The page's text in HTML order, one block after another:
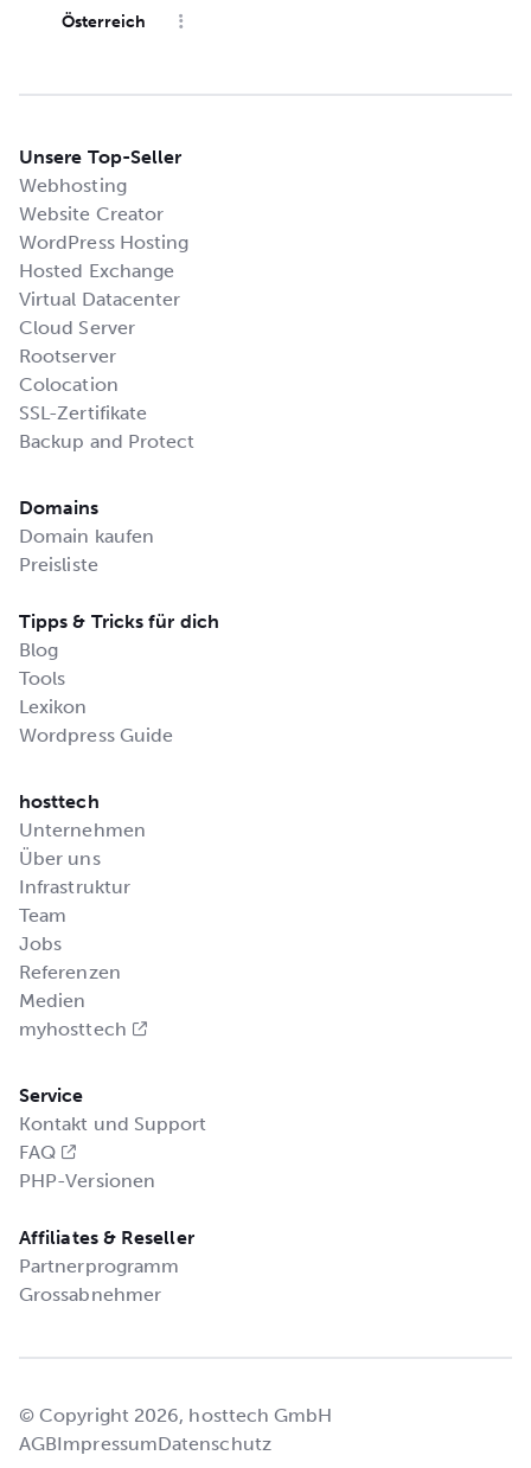
Österreich
Unsere Top-Seller
Webhosting
Website Creator
WordPress Hosting
Hosted Exchange
Virtual Datacenter
Cloud Server
Rootserver
Colocation
SSL-Zertifikate
Backup and Protect
Domains
Domain kaufen
Preisliste
Tipps & Tricks für dich
Blog
Tools
Lexikon
Wordpress Guide
hosttech
Unternehmen
Über uns
Infrastruktur
Team
Jobs
Referenzen
Medien
myhosttech
Service
Kontakt und Support
FAQ
PHP-Versionen
Affiliates & Reseller
Partnerprogramm
Grossabnehmer
© Copyright 2026, hosttech GmbH
AGBImpressumDatenschutz